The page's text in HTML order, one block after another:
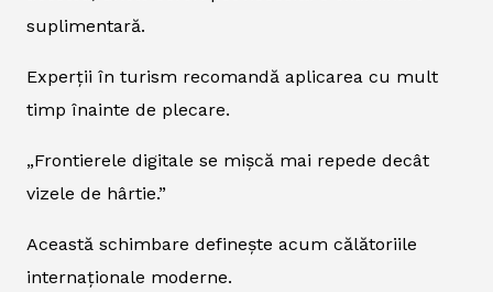
suplimentară.
Experții în turism recomandă aplicarea cu mult
timp înainte de plecare.
„Frontierele digitale se mișcă mai repede decât
vizele de hârtie.”
Această schimbare definește acum călătoriile
internaționale moderne.